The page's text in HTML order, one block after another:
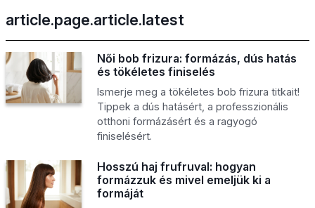
article.page.article.latest
Női bob frizura: formázás, dús hatás
és tökéletes finiselés
Ismerje meg a tökéletes bob frizura titkait!
Tippek a dús hatásért, a professzionális
otthoni formázásért és a ragyogó
finiselésért.
Hosszú haj frufruval: hogyan
formázzuk és mivel emeljük ki a
formáját